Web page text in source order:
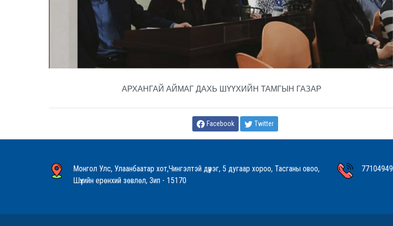
АРХАНГАЙ АЙМАГ ДАХЬ ШҮҮХИЙН ТАМГЫН ГАЗАР
Facebook Twitter
Монгол Улс, Улаанбаатар хот,Чингэлтэй дүүрэг, 5 дугаар хороо, Тасганы овоо,
Шүүхийн ерөнхий зөвлөл, Зип - 15170
77104949